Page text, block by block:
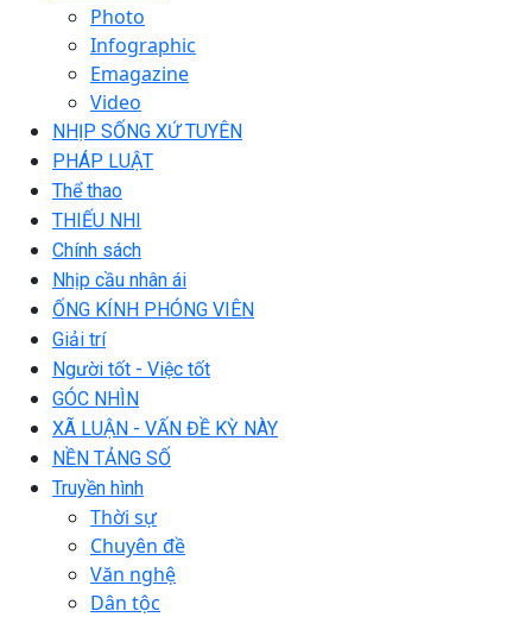
Photo
Infographic
Emagazine
Video
NHỊP SỐNG XỨ TUYÊN
PHÁP LUẬT
Thể thao
THIẾU NHI
Chính sách
Nhịp cầu nhân ái
ỐNG KÍNH PHÓNG VIÊN
Giải trí
Người tốt - Việc tốt
GÓC NHÌN
XÃ LUẬN - VẤN ĐỀ KỲ NÀY
NỀN TẢNG SỐ
Truyền hình
Thời sự
Chuyên đề
Văn nghệ
Dân tộc